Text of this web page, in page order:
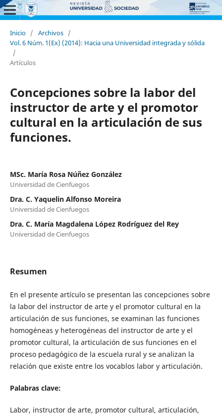
Inicio / Archivos /
Vol. 6 Núm. 1(Ex) (2014): Hacia una Universidad integrada y sólida
/
Artículos
Concepciones sobre la labor del
instructor de arte y el promotor
cultural en la articulación de sus
funciones.
MSc. María Rosa Núñez González
Universidad de Cienfuegos
Dra. C. Yaquelin Alfonso Moreira
Universidad de Cienfuegos
Dra. C. María Magdalena López Rodríguez del Rey
Universidad de Cienfuegos
Resumen
En el presente artículo se presentan las concepciones sobre
la labor del instructor de arte y el promotor cultural en la
articulación de sus funciones, se examinan las funciones
homogéneas y heterogéneas del instructor de arte y el
promotor cultural, la articulación de sus funciones en el
proceso pedagógico de la escuela rural y se analizan la
relación que existe entre los vocablos labor y articulación.
Palabras clave:
Labor, instructor de arte, promotor cultural, articulación,